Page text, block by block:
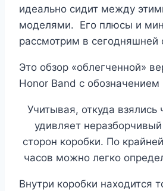
идеально сидит между
моделями. Его плюсы и
рассмотрим в сегодняшней
Это обзор «облегченной»
Honor Band с
Учитывая, откуда взялись
удивляет неразборчивый
сторон коробки. По
часов можно легко
Внутри коробки находится